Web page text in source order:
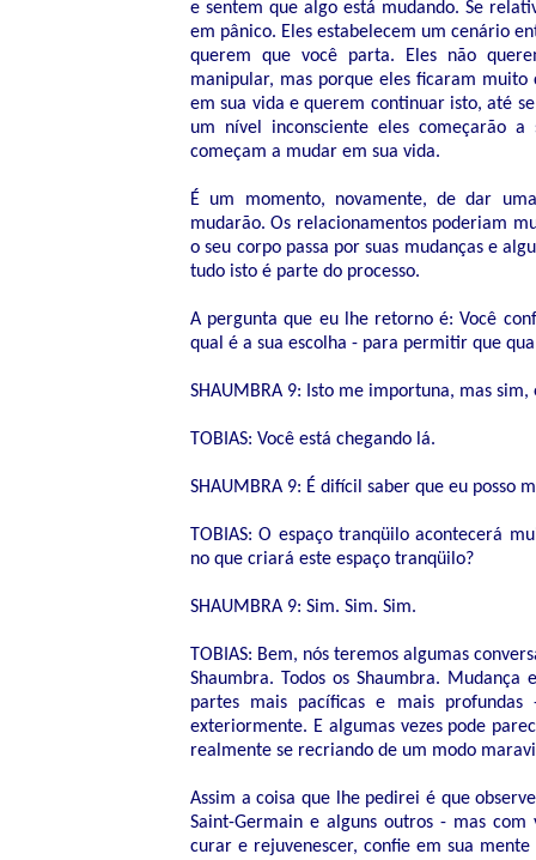
e sentem que algo está mudando. Se
em pânico. Eles estabelecem um cenário
querem que você parta. Eles não
manipular, mas porque eles ficaram
em sua vida e querem continuar isto, até
um nível inconsciente eles começarão
começam a mudar em sua vida.
É um momento, novamente, de dar
mudarão. Os relacionamentos poderiam
o seu corpo passa por suas mudanças e
tudo isto é parte do processo.
A pergunta que eu lhe retorno é: Você
qual é a sua escolha - para permitir que
SHAUMBRA 9: Isto me importuna, mas
TOBIAS: Você está chegando lá.
SHAUMBRA 9: É difícil saber que eu posso
TOBIAS: O espaço tranqüilo acontecerá
no que criará este espaço tranqüilo?
SHAUMBRA 9: Sim. Sim. Sim.
TOBIAS: Bem, nós teremos algumas
Shaumbra. Todos os Shaumbra.
partes mais pacíficas e mais profundas
exteriormente. E algumas vezes pode
realmente se recriando de um modo
Assim a coisa que lhe pedirei é que
Saint-Germain e alguns outros - mas
curar e rejuvenescer, confie em sua